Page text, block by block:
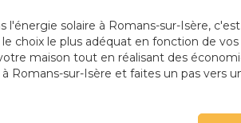
l'énergie solaire à Romans-sur-Isère,
le choix le plus adéquat en fonction de
maison tout en réalisant des
Romans-sur-Isère et faites un pas vers